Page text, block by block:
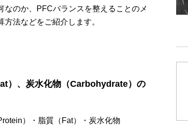
のか、PFCバランスを整えることのメ
法などをご紹介します。
）、炭水化物（Carbohydrate）の
）・脂質（Fat）・炭水化物